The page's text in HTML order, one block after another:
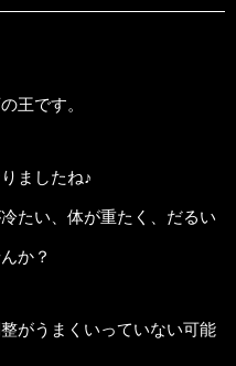
王です。
ましたね♪
たい、体が重たく、だるい
か？
がうまくいっていない可能